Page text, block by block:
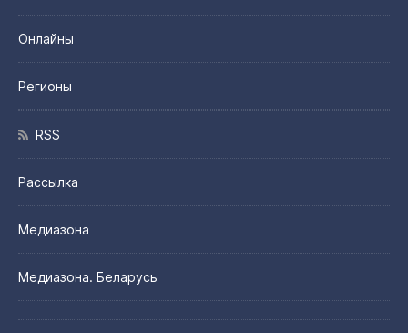
Онлайны
Регионы
RSS
Рассылка
Медиазона
Медиазона. Беларусь